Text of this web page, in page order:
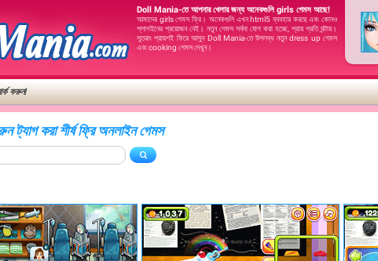
Doll Mania-তে আপনার খেলার জন্য অনেকগুলি girls গেমস আছে!
আমাদের girls গেমস ফ্রি। অনেকগুলি এখন html5 ব্যবহার করছে এবং কোনও
প্লাগইনের প্রয়োজন নেই। নতুন গেমস সর্বদা যোগ করা হচ্ছে, প্রায় প্রতি ঘন্টায়।
সুতরাং প্রায়শই ফিরে আসুন Doll Mania-তে উপলব্ধ নতুন dress up গেমস
এবং cooking গেমস দেখুন।
করুন!
ট্যাগ করা শীর্ষ ফ্রি অনলাইন গেমস